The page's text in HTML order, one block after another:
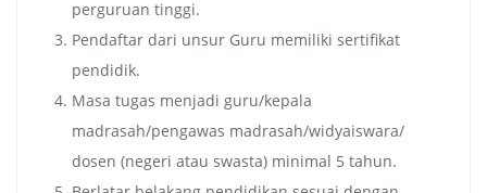
perguruan tinggi.
Pendaftar dari unsur Guru memiliki sertifikat
pendidik.
Masa tugas menjadi guru/kepala
madrasah/pengawas madrasah/widyaiswara/
dosen (negeri atau swasta) minimal 5 tahun.